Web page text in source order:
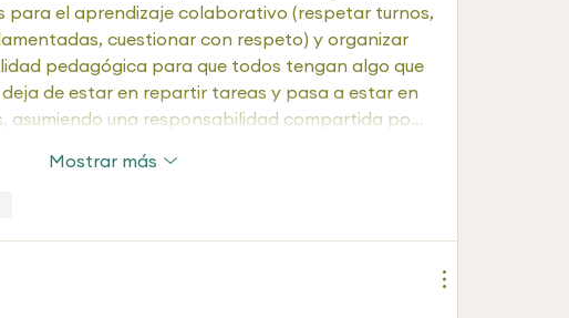
para el aprendizaje colaborativo (respetar turnos,
cuestionar con respeto) y organizar
pedagógica para que todos tengan algo que
de estar en repartir tareas y pasa a estar en
asumiendo una responsabilidad compartida po…
Mostrar más